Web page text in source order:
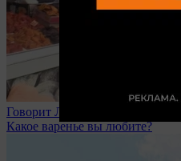
Говорит Липецк
Какое варенье вы любите?